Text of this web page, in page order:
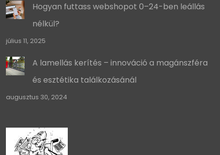
Hogyan futtass webshopot 0–24-ben leállás
nélkül?
július 11, 2025
A lamellás kerítés – innováció a magánszféra
és esztétika találkozásánál
augusztus 30, 2024